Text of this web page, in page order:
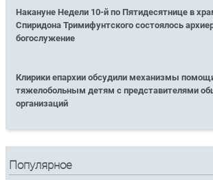
Накануне Недели 10-й по Пятидесятнице в
Спиридона Тримифунтского состоялось
богослужение
Клирики епархии обсудили механизмы
тяжелобольным детям с представителями
организаций
Популярное